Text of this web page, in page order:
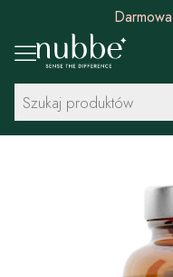
Wyszukiwarka
produktów